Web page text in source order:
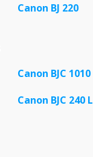
Canon BJ 220
Canon BJC 1010
Canon BJC 240 L